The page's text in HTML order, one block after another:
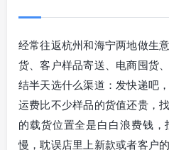
经常往返杭州和海宁两地做生
货、客户样品寄送、电商囤货
结半天选什么渠道：发快递吧
运费比不少样品的货值还贵，
的载货位置全是白白浪费钱
慢，耽误店里上新款或者客户